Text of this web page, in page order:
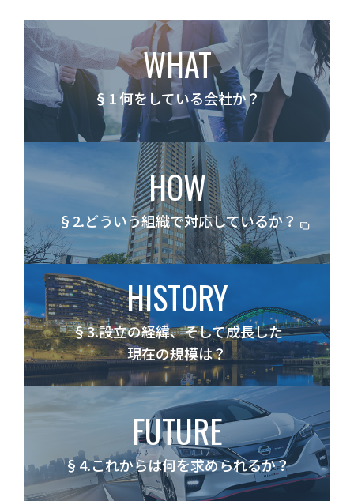
WHAT
§1 何をしている会社か？
HOW
§2.どういう組織で対応しているか？
HISTORY
§3.設立の経緯、そして成長した
現在の規模は？
FUTURE
§4.これからは何を求められるか？